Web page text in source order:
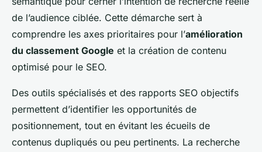
de l’audience ciblée. Cette démarche sert à
comprendre les axes prioritaires pour l’amélioration
du classement Google et la création de contenu
optimisé pour le SEO.
Des outils spécialisés et des rapports SEO objectifs
permettent d’identifier les opportunités de
positionnement, tout en évitant les écueils de
contenus dupliqués ou peu pertinents. La recherche